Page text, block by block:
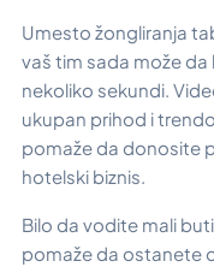
Umesto žongliranja
vaš tim sada može da
nekoliko sekundi.
ukupan prihod i
pomaže da donosite
hotelski biznis.
Bilo da vodite mali
pomaže da ostanete